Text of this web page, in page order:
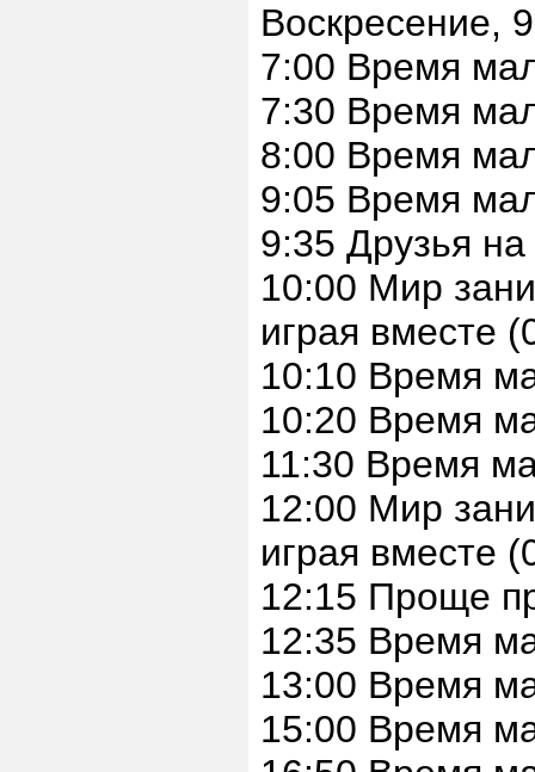
Воскресение,
7:00 Время
7:30 Время
8:00 Время
9:05 Время
9:35 Друзья
10:00 Мир
играя вместе
10:10 Время
10:20 Время
11:30 Время
12:00 Мир
играя вместе
12:15 Проще
12:35 Время
13:00 Время
15:00 Время